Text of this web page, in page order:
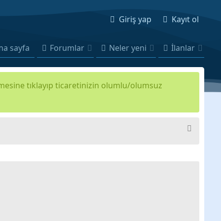
Giriş yap Kayıt ol
sayfa Forumlar Neler yeni İlanlar
tıklayıp ticaretinizin olumlu/olumsuz